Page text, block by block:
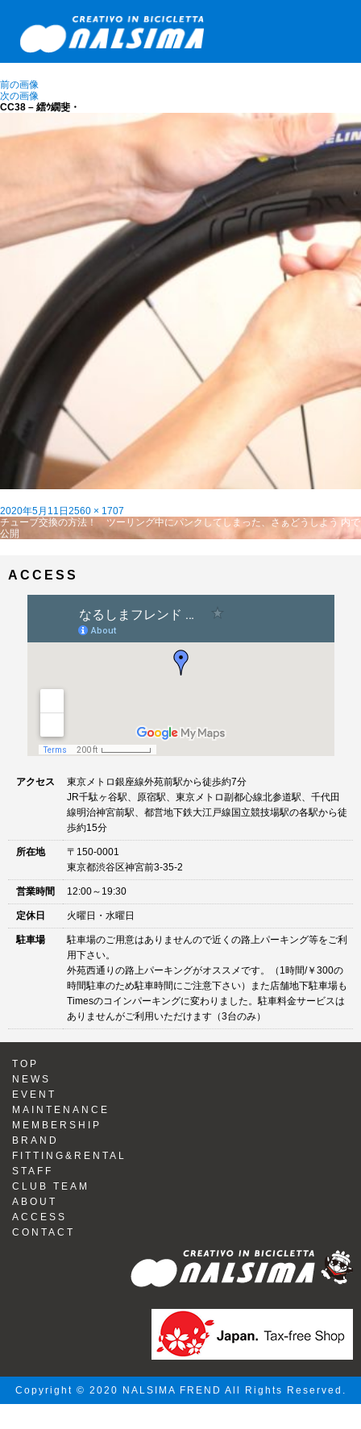
前の画像
次の画像
CC38 – 繧ｳ繝斐・
投
稿
日:
2020年5月11日 フ
ル
2560 × 1707
投
稿
ー
チューブ交換の方法！ ツーリング中にパンクしてしまった、さぁどうしよう 内で
公開
ACCESS
アクセス
東京メトロ銀座線外苑前駅から徒歩約7分
JR千駄ヶ谷駅、原宿駅、東京メトロ副都心線北参道駅、千代田
線明治神宮前駅、都営地下鉄大江戸線国立競技場駅の各駅から徒
歩約15分
所在地
〒150-0001
東京都渋谷区神宮前3-35-2
営業時間 12:00～19:30
定休日 火曜日・水曜日
駐車場
駐車場のご用意はありませんので近くの路上パーキング等をご利
用下さい。
外苑西通りの路上パーキングがオススメです。（1時間/￥300の
時間駐車のため駐車時間にご注意下さい）また店舗地下駐車場も
Timesのコインパーキングに変わりました。駐車料金サービスは
ありませんがご利用いただけます（3台のみ）
TOP
NEWS
EVENT
MAINTENANCE
MEMBERSHIP
BRAND
FITTING&RENTAL
STAFF
CLUB TEAM
ABOUT
ACCESS
CONTACT
Copyright © 2020 NALSIMA FREND All Rights Reserved.